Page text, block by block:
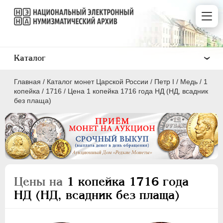
Главная / Каталог монет Царской России / Пeтр I / Медь / 1
копейка / 1716 / Цена 1 копейка 1716 года НД (НД, всадник
без плаща)
Цены на 1 копейка 1716 года
НД (НД, всадник без плаща)
Каталог
ПEТР I 1699 - 1725
Серебро
Медь